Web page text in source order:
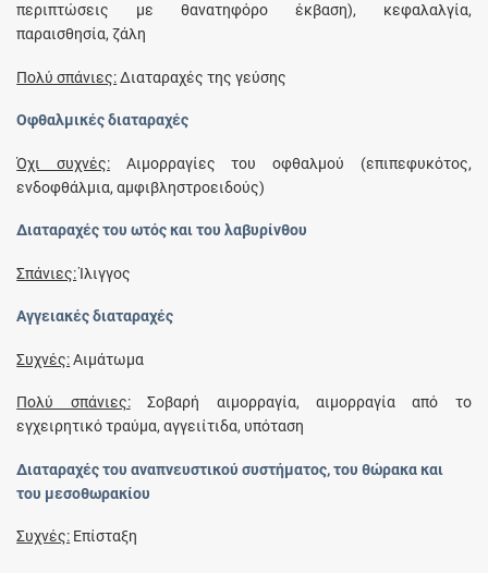
περιπτώσεις με θανατηφόρο έκβαση), κεφαλαλγία,
παραισθησία, ζάλη
Πολύ σπάνιες:Διαταραχές της γεύσης
Οφθαλμικές διαταραχές
Όχι συχνές:Αιμορραγίες του οφθαλμού (επιπεφυκότος,
ενδοφθάλμια, αμφιβληστροειδούς)
Διαταραχές του ωτός και του λαβυρίνθου
Σπάνιες:Ίλιγγος
Αγγειακές διαταραχές
Συχνές:Αιμάτωμα
Πολύ σπάνιες:Σοβαρή αιμορραγία, αιμορραγία από το
εγχειρητικό τραύμα, αγγειίτιδα, υπόταση
Διαταραχές του αναπνευστικού συστήματος, του θώρακα και
του μεσοθωρακίου
Συχνές: Επίσταξη